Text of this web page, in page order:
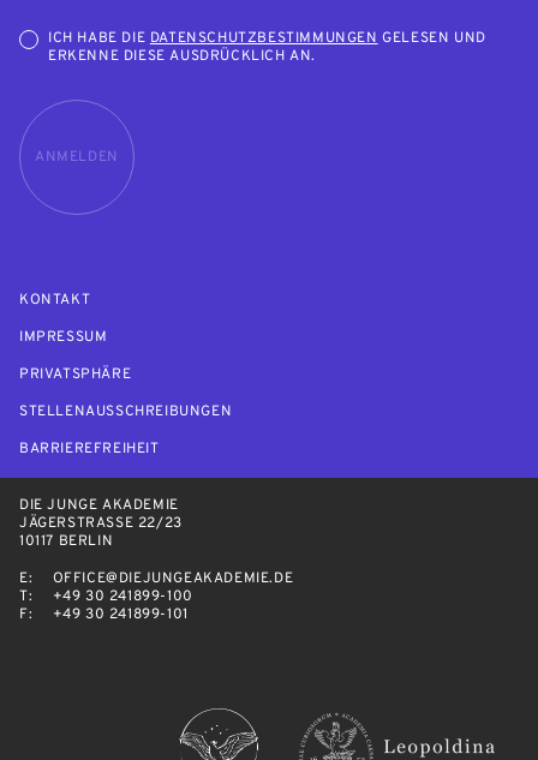
ICH HABE DIEDATENSCHUTZBESTIMMUNGENGELESEN UND
ERKENNE DIESE AUSDRÜCKLICH AN.
ANMELDEN
KONTAKT
IMPRESSUM
PRIVATSPHÄRE
STELLENAUSSCHREIBUNGEN
BARRIEREFREIHEIT
DIE JUNGE AKADEMIE
JÄGERSTRASSE 22/23
10117 BERLIN
E:
OFFICE@DIEJUNGEAKADEMIE.DE
T:
+49 30 241899-100
F:
+49 30 241899-101